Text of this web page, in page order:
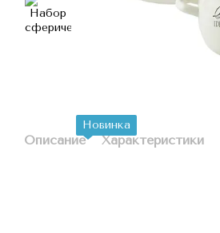
Новинка
Описание Характеристики